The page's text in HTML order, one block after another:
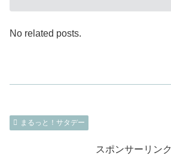
No related posts.
まるっと！サタデー
スポンサーリンク